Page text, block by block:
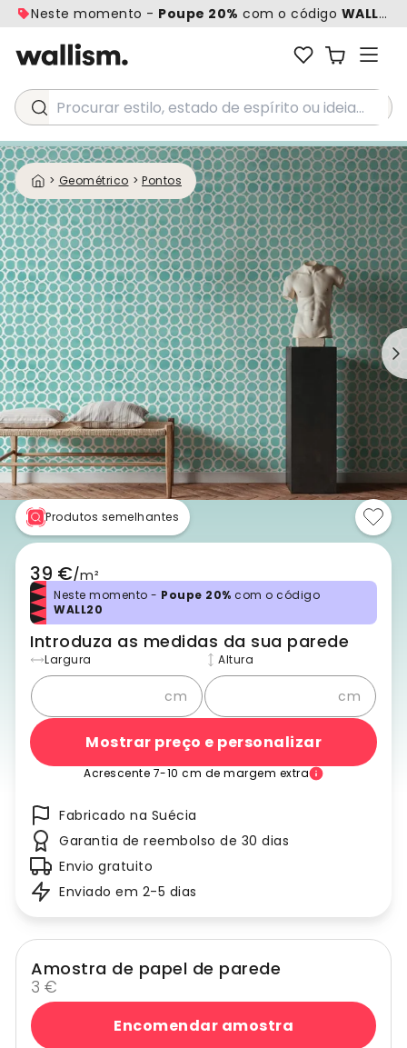
Neste momento - Poupe 20% com o código WALL20
Procurar estilo, estado de espírito ou ideia...
> Geométrico > Pontos
Produtos semelhantes
39 €/m²
Neste momento - Poupe 20% com o código
WALL20
Introduza as medidas da sua parede
Largura
cm
Altura
cm
Mostrar preço e personalizar
Acrescente 7-10 cm de margem extra
Fabricado na Suécia
Garantia de reembolso de 30 dias
Envio gratuito
Enviado em 2-5 dias
Amostra de papel de parede
3 €
Encomendar amostra